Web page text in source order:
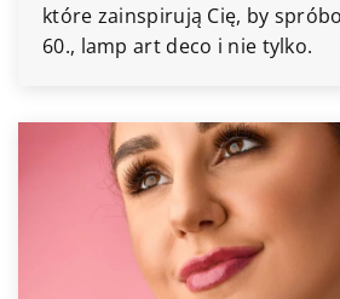
które zainspirują Cię, by
60., lamp art deco i nie tylko.